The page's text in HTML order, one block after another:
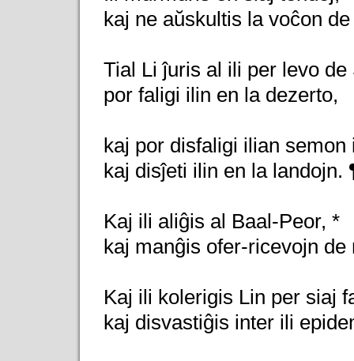
kaj ne aŭskultis la voĉon
Tial Li ĵuris al ili per levo de
por faligi ilin en la dezerto,
kaj por disfaligi ilian
kaj disĵeti ilin en la landojn.
Kaj ili aliĝis al Baal-Peor, *
kaj manĝis ofer-ricevojn de
Kaj ili kolerigis Lin per siaj
kaj disvastiĝis inter ili